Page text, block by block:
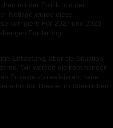
mit der Politik und der
Notlage wurde diese
korrigiert: Für 2027 und 2028
Förderung.
Entlastung, aber die Situation
Wir werden die kommenden
Projekte zu realisieren, neue
für Theater im öffentlichen